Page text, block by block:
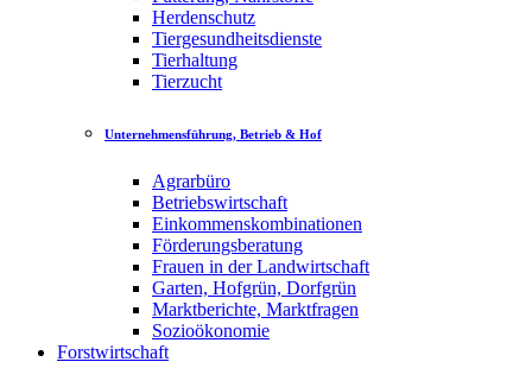
Herdenschutz
Tiergesundheitsdienste
Tierhaltung
Tierzucht
Unternehmensführung, Betrieb & Hof
Agrarbüro
Betriebswirtschaft
Einkommenskombinationen
Förderungsberatung
Frauen in der Landwirtschaft
Garten, Hofgrün, Dorfgrün
Marktberichte, Marktfragen
Sozioökonomie
Forstwirtschaft